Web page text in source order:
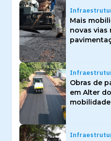
Mais
novas vias
Obras de
em Alter